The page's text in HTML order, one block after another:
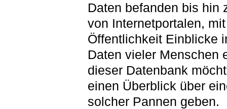
Daten befanden bis hin
von Internetportalen,
Öffentlichkeit Einblicke
Daten vieler Menschen
dieser Datenbank
einen Überblick über
solcher Pannen geben.